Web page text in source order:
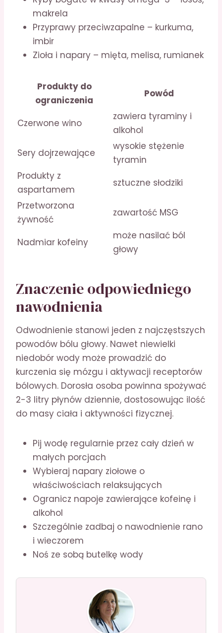
makrela
Przyprawy przeciwzapalne – kurkuma,
imbir
Zioła i napary – mięta, melisa, rumianek
Produkty do
ograniczenia
Powód
Czerwone wino
zawiera tyraminy i
alkohol
Sery dojrzewające
wysokie stężenie
tyramin
Produkty z
aspartamem
sztuczne słodziki
Przetworzona
żywność
zawartość MSG
Nadmiar kofeiny
może nasilać ból
głowy
Znaczenie odpowiedniego
nawodnienia
Odwodnienie stanowi jeden z najczęstszych
powodów bólu głowy. Nawet niewielki
niedobór wody może prowadzić do
kurczenia się mózgu i aktywacji receptorów
bólowych. Dorosła osoba powinna spożywać
2-3 litry płynów dziennie, dostosowując ilość
do masy ciała i aktywności fizycznej.
Pij wodę regularnie przez cały dzień w
małych porcjach
Wybieraj napary ziołowe o
właściwościach relaksujących
Ogranicz napoje zawierające kofeinę i
alkohol
Szczególnie zadbaj o nawodnienie rano
i wieczorem
Noś ze sobą butelkę wody